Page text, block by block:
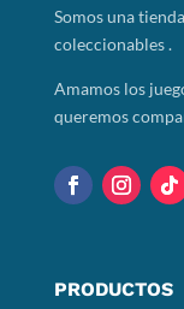
Somosuna
coleccionables .
Amamos los
queremos
PRODUCTOS